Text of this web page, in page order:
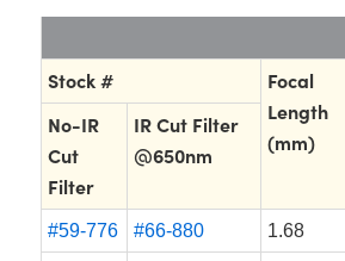
Stock #
Focal
Length
(mm)
No-IR
Cut
Filter
IR Cut Filter
@650nm
#59-776 #66-880 1.68